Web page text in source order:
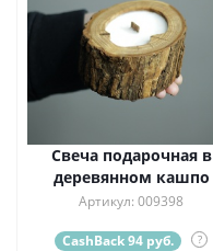
Свеча подарочная в
деревянном кашпо
Артикул: 009398
CashBack 94 руб. ?